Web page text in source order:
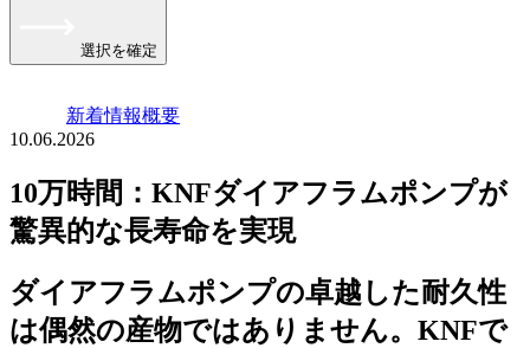
選択を確定
新着情報概要
10.06.2026
10万時間：KNFダイアフラムポンプが
驚異的な長寿命を実現
ダイアフラムポンプの卓越した耐久性
は偶然の産物ではありません。KNFで